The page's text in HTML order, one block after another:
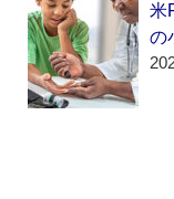
米
の